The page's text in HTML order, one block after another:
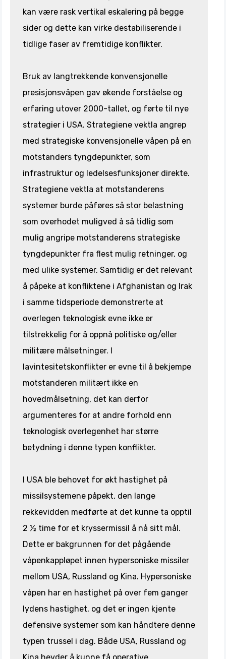
kan være rask vertikal eskalering på begge
sider og dette kan virke destabiliserende i
tidlige faser av fremtidige konflikter.
Bruk av langtrekkende konvensjonelle
presisjonsvåpen gav økende forståelse og
erfaring utover 2000-tallet, og førte til nye
strategier i USA. Strategiene vektla angrep
med strategiske konvensjonelle våpen på en
motstanders tyngdepunkter, som
infrastruktur og ledelsesfunksjoner direkte.
Strategiene vektla at motstanderens
systemer burde påføres så stor belastning
som overhodet muligved å så tidlig som
mulig angripe motstanderens strategiske
tyngdepunkter fra flest mulig retninger, og
med ulike systemer. Samtidig er det relevant
å påpeke at konfliktene i Afghanistan og Irak
i samme tidsperiode demonstrerte at
overlegen teknologisk evne ikke er
tilstrekkelig for å oppnå politiske og/eller
militære målsetninger. I
lavintesitetskonflikter er evne til å bekjempe
motstanderen militært ikke en
hovedmålsetning, det kan derfor
argumenteres for at andre forhold enn
teknologisk overlegenhet har større
betydning i denne typen konflikter.
I USA ble behovet for økt hastighet på
missilsystemene påpekt, den lange
rekkevidden medførte at det kunne ta opptil
2 ½ time for et kryssermissil å nå sitt mål.
Dette er bakgrunnen for det pågående
våpenkappløpet innen hypersoniske missiler
mellom USA, Russland og Kina. Hypersoniske
våpen har en hastighet på over fem ganger
lydens hastighet, og det er ingen kjente
defensive systemer som kan håndtere denne
typen trussel i dag. Både USA, Russland og
Kina hevder å kunne få operative